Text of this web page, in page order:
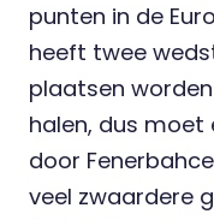
punten in de
heeft twee
plaatsen
halen, dus moet
door
veel zwaardere